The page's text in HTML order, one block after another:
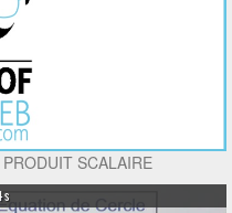
SCALAIRE
s